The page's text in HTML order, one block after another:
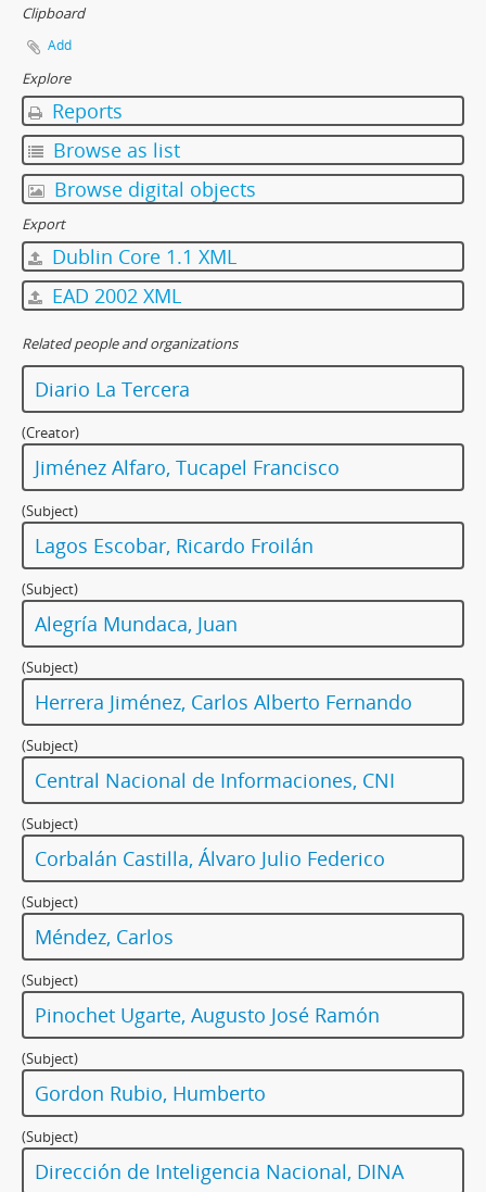
Clipboard
Add
Explore
Reports
Browse as list
Browse digital objects
Export
Dublin Core 1.1 XML
EAD 2002 XML
Related people and organizations
Diario La Tercera
(Creator)
Jiménez Alfaro, Tucapel Francisco
(Subject)
Lagos Escobar, Ricardo Froilán
(Subject)
Alegría Mundaca, Juan
(Subject)
Herrera Jiménez, Carlos Alberto Fernando
(Subject)
Central Nacional de Informaciones, CNI
(Subject)
Corbalán Castilla, Álvaro Julio Federico
(Subject)
Méndez, Carlos
(Subject)
Pinochet Ugarte, Augusto José Ramón
(Subject)
Gordon Rubio, Humberto
(Subject)
Dirección de Inteligencia Nacional, DINA